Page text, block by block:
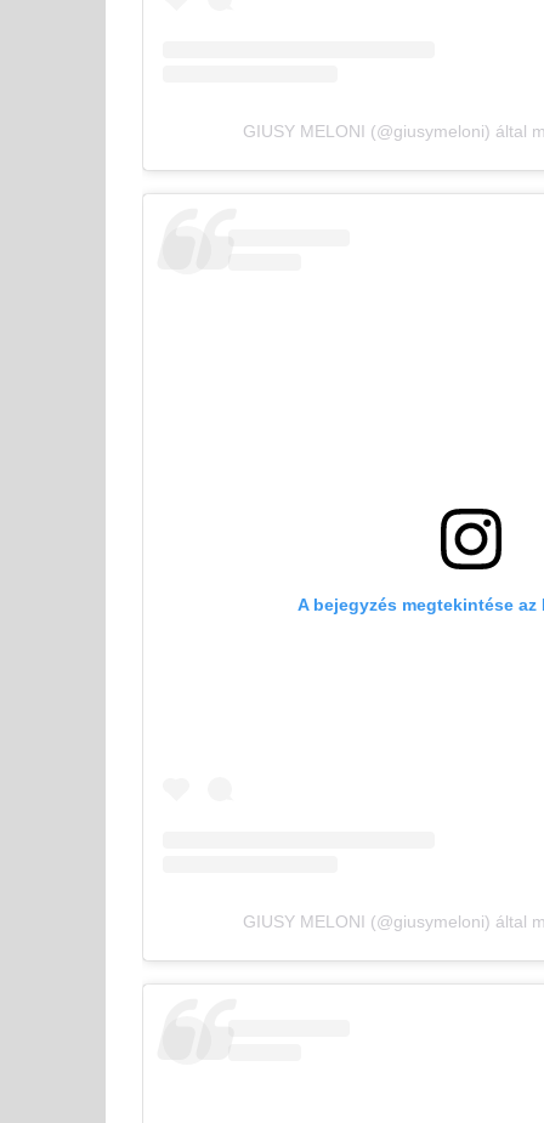
GIUSY MELONI (@giusymeloni) által
A bejegyzés megtekintése az
GIUSY MELONI (@giusymeloni) által